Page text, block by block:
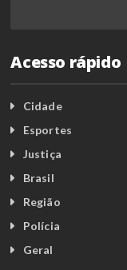
Acesso rápido
Cidade
Esportes
Justiça
Brasil
Região
Polícia
Geral